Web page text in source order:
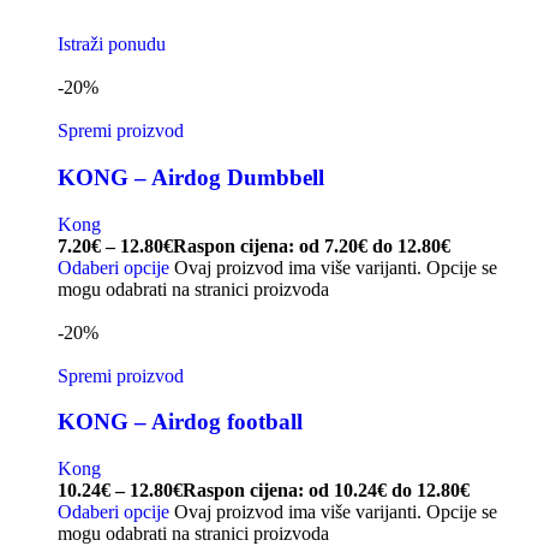
Istraži ponudu
-20%
Spremi proizvod
KONG – Airdog Dumbbell
Kong
7.20€ – 12.80€Raspon cijena: od 7.20€ do 12.80€
Odaberi opcije Ovaj proizvod ima više varijanti. Opcije se
mogu odabrati na stranici proizvoda
-20%
Spremi proizvod
KONG – Airdog football
Kong
10.24€ – 12.80€Raspon cijena: od 10.24€ do 12.80€
Odaberi opcije Ovaj proizvod ima više varijanti. Opcije se
mogu odabrati na stranici proizvoda